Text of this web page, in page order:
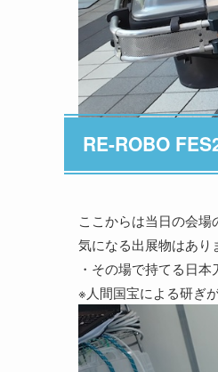
RE-ROBO
ここからは当日の会場
気になる出展物はあり
・その場で持てる日本
※人間国宝による研ぎ